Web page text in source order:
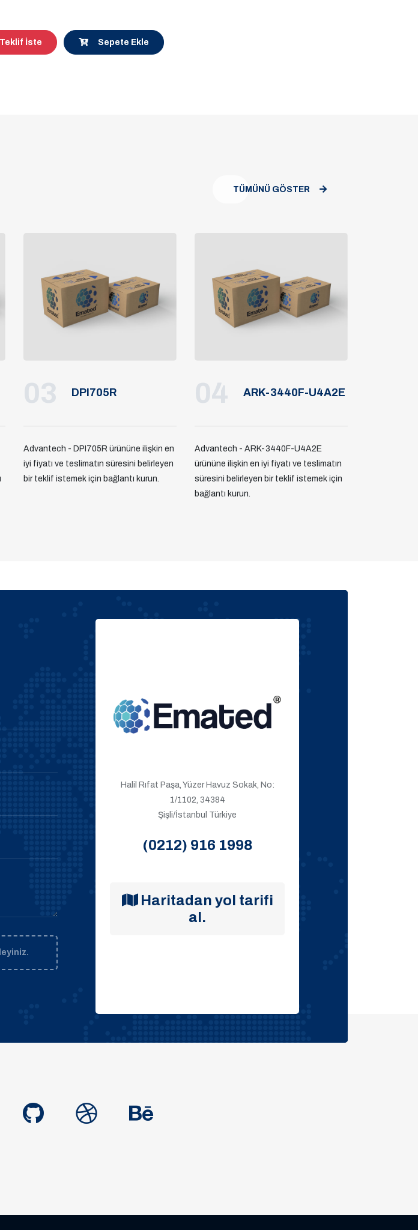
Teklif İste Sepete Ekle
TÜMÜNÜ GÖSTER
03 DPI705R
Advantech - DPI705R ürününe ilişkin en
iyi fiyatı ve teslimatın süresini belirleyen
bir teklif istemek için bağlantı kurun.
04 ARK-3440F-U4A2E
Advantech - ARK-3440F-U4A2E
ürününe ilişkin en iyi fiyatı ve teslimatın
süresini belirleyen bir teklif istemek için
bağlantı kurun.
Halil Rıfat Paşa, Yüzer Havuz Sokak, No:
1/1102, 34384
Şişli/İstanbul Türkiye
(0212) 916 1998
Haritadan yol tarifi
al.